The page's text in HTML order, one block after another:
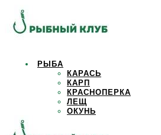
РЫБА
КАРАСЬ
КАРП
КРАСНОПЕРКА
ЛЕЩ
ОКУНЬ